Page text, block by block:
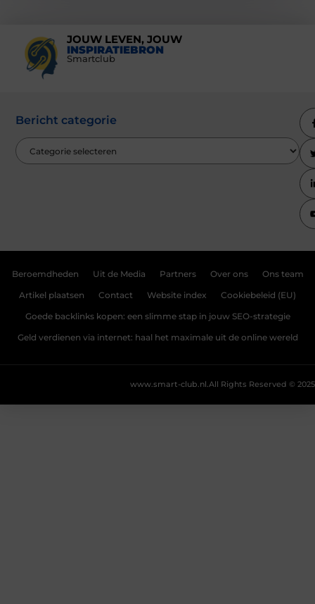
JOUW LEVEN, JOUW
INSPIRATIEBRON
Smartclub
Bericht categorie
Beroemdheden Uit de Media Partners Over ons Ons team
Artikel plaatsen Contact Website index Cookiebeleid (EU)
Goede backlinks kopen: een slimme stap in jouw SEO-strategie
Geld verdienen via internet: haal het maximale uit de online wereld
All Rights Reserved © 2025
www.smart-club.nl.